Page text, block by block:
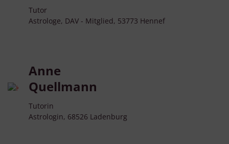
Tutor
Astrologe, DAV - Mitglied, 53773 Hennef
Anne
Quellmann
Tutorin
Astrologin, 68526 Ladenburg